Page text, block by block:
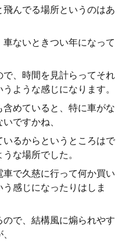
んでる場所というのはあ
ないときつい年になって
、時間を見計らってそれ
ような感じになります。
めていると、特に車がな
ですかね、
るからというところはで
な場所でした。
で久慈に行って何か買い
感じになったりはしま
で、結構風に煽られやす